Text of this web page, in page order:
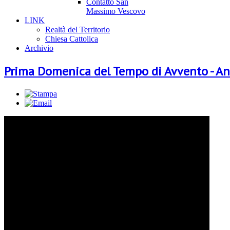
Contatto San
Massimo Vescovo
LINK
Realtà del Territorio
Chiesa Cattolica
Archivio
Prima Domenica del Tempo di Avvento -